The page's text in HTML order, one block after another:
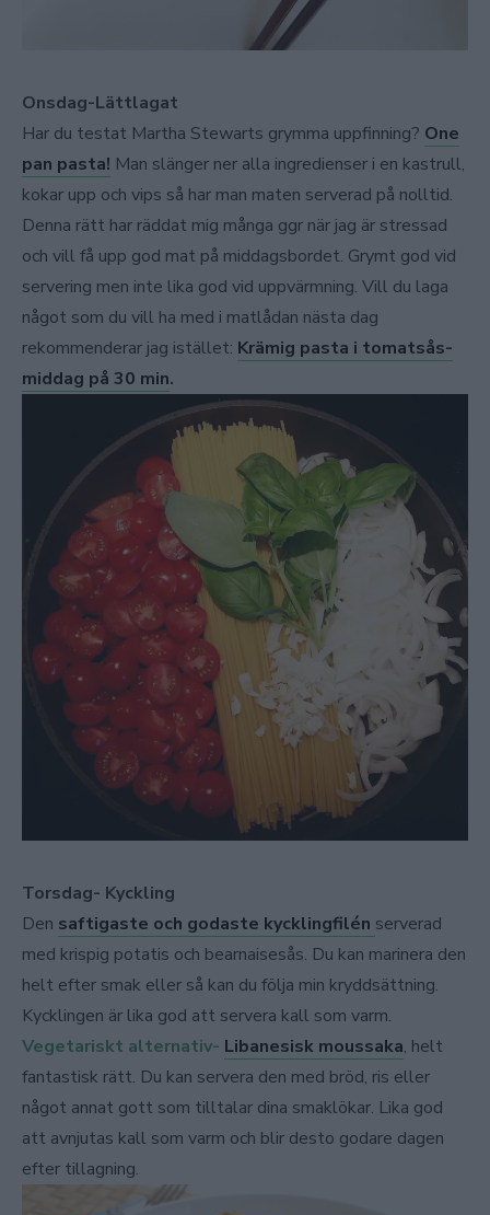
Onsdag-Lättlagat
Har du testat Martha Stewarts grymma uppfinning? One
pan pasta! Man slänger ner alla ingredienser i en kastrull,
kokar upp och vips så har man maten serverad på nolltid.
Denna rätt har räddat mig många ggr när jag är stressad
och vill få upp god mat på middagsbordet. Grymt god vid
servering men inte lika god vid uppvärmning. Vill du laga
något som du vill ha med i matlådan nästa dag
rekommenderar jag istället: Krämig pasta i tomatsås-
middag på 30 min.
Torsdag- Kyckling
Den saftigaste och godaste kycklingfilén serverad
med krispig potatis och bearnaisesås. Du kan marinera den
helt efter smak eller så kan du följa min kryddsättning.
Kycklingen är lika god att servera kall som varm.
Vegetariskt alternativ- Libanesisk moussaka, helt
fantastisk rätt. Du kan servera den med bröd, ris eller
något annat gott som tilltalar dina smaklökar. Lika god
att avnjutas kall som varm och blir desto godare dagen
efter tillagning.